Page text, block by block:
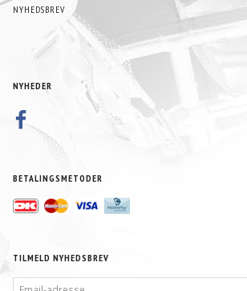
NYHEDSBREV
NYHEDER
BETALINGSMETODER
TILMELD NYHEDSBREV